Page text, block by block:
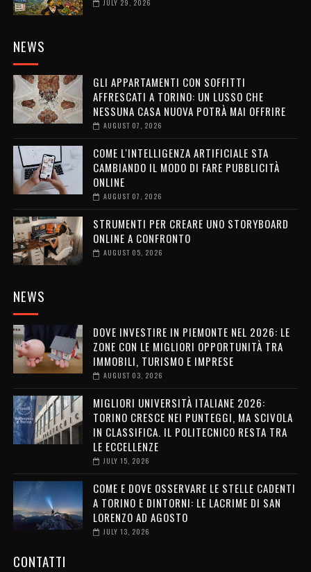
JULY 29, 2026
NEWS
GLI APPARTAMENTI CON SOFFITTI
AFFRESCATI A TORINO: UN LUSSO CHE
NESSUNA CASA NUOVA POTRÀ MAI OFFRIRE
AUGUST 07, 2026
COME L'INTELLIGENZA ARTIFICIALE STA
CAMBIANDO IL MODO DI FARE PUBBLICITÀ
ONLINE
AUGUST 07, 2026
STRUMENTI PER CREARE UNO STORYBOARD
ONLINE A CONFRONTO
AUGUST 05, 2026
NEWS
DOVE INVESTIRE IN PIEMONTE NEL 2026: LE
ZONE CON LE MIGLIORI OPPORTUNITÀ TRA
IMMOBILI, TURISMO E IMPRESE
AUGUST 03, 2026
MIGLIORI UNIVERSITÀ ITALIANE 2026:
TORINO CRESCE NEI PUNTEGGI, MA SCIVOLA
IN CLASSIFICA. IL POLITECNICO RESTA TRA
LE ECCELLENZE
JULY 15, 2026
COME E DOVE OSSERVARE LE STELLE CADENTI
A TORINO E DINTORNI: LE LACRIME DI SAN
LORENZO AD AGOSTO
JULY 13, 2026
CONTATTI